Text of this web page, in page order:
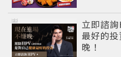
立即諮
最好的
晚！
PR